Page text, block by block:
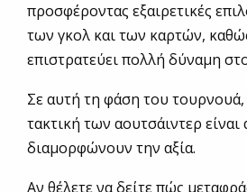
προσφέροντας εξαιρετικές
των γκολ και των καρτών,
επιστρατεύει πολλή δύναμη
Σε αυτή τη φάση του τουρνουά,
τακτική των αουτσάιντερ
διαμορφώνουν την αξία.
Αν θέλετε να δείτε πώς